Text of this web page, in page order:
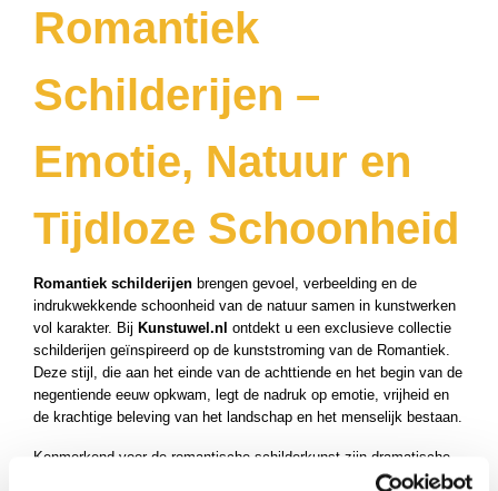
Romantiek
Schilderijen –
Emotie, Natuur en
Tijdloze Schoonheid
Romantiek schilderijen brengen gevoel, verbeelding en de
indrukwekkende schoonheid van de natuur samen in kunstwerken
vol karakter. Bij Kunstuwel.nl ontdekt u een exclusieve collectie
schilderijen geïnspireerd op de kunststroming van de Romantiek.
Deze stijl, die aan het einde van de achttiende en het begin van de
negentiende eeuw opkwam, legt de nadruk op emotie, vrijheid en
de krachtige beleving van het landschap en het menselijk bestaan.
Kenmerkend voor de romantische schilderkunst zijn dramatische
luchten, uitgestrekte landschappen, imposante bergen, woeste